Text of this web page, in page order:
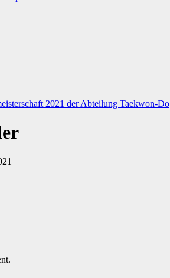
2021 der Abteilung Taekwon-Do